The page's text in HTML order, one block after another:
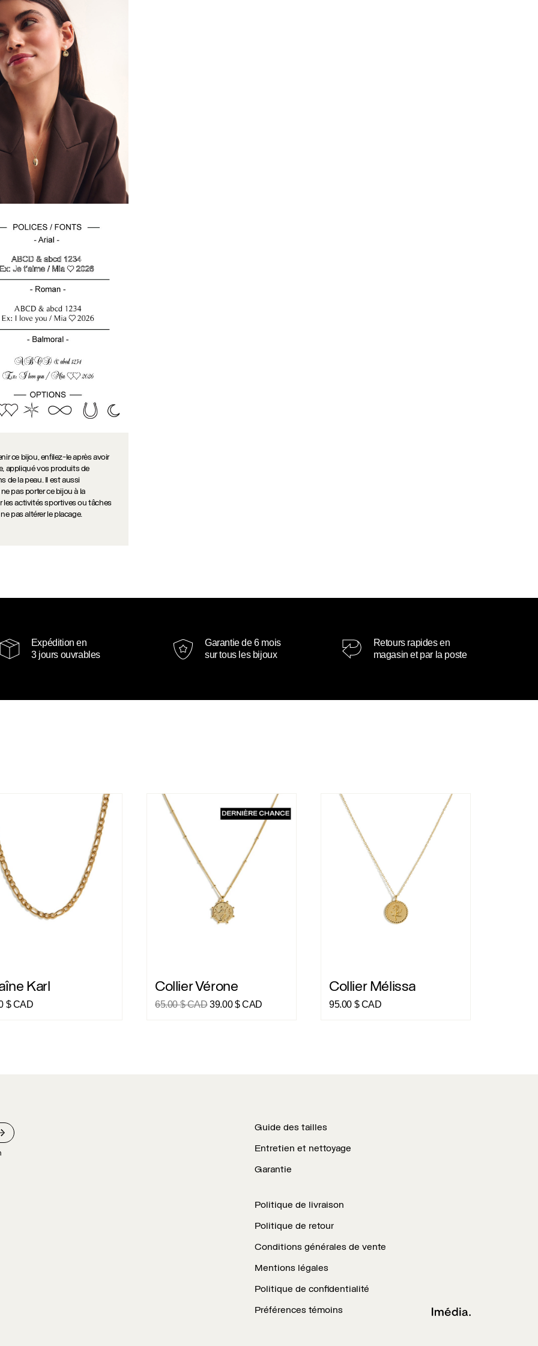
ce bijou, enfilez-le après avoir
appliqué vos produits de
de la peau. Il est aussi
pas porter ce bijou à la
les activités sportives ou tâches
pas altérer le placage.
Expédition en
3 jours ouvrables
Garantie de 6 mois
sur tous les bijoux
Retours rapides en
magasin et par la poste
Karl
$ CAD
Collier Vérone
Collier Vérone
65.00$ CAD Le
39.00$ CADLe
Collier Mélissa
Collier Mélissa
95.00 $ CAD
Guide des tailles
Entretien et nettoyage
Garantie
Politique de livraison
Politique de retour
Conditions générales de vente
Mentions légales
Politique de confidentialité
Préférences témoins